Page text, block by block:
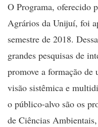
O Programa, oferecido
Agrários da Unijuí, foi
semestre de 2018.
grandes pesquisas de
promove a formação de
visão sistêmica e
o público-alvo são os
de Ciências